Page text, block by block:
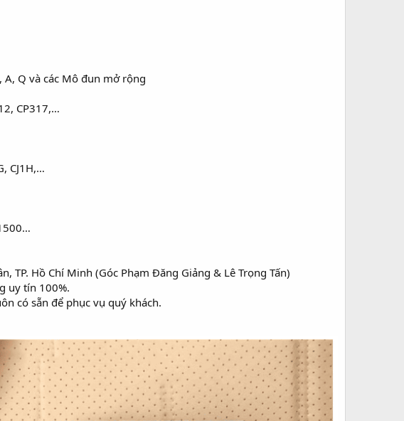
A, Q và các Mô đun mở rộng
CP317,…
CJ1H,…
TP. Hồ Chí Minh (Góc Phạm Đăng Giảng & Lê Trọng Tấn)
uy tín 100%.
có sẵn để phục vụ quý khách.